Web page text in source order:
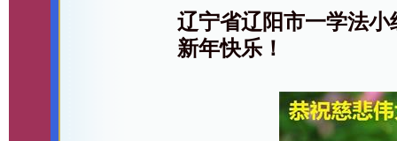
辽宁省辽阳市一学法
新年快乐！